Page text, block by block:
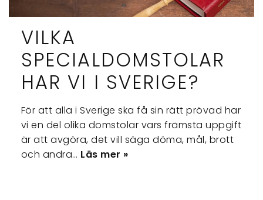
VILKA
SPECIALDOMSTOLAR
HAR VI I SVERIGE?
För att alla i Sverige ska få sin rätt prövad har
vi en del olika domstolar vars främsta uppgift
är att avgöra, det vill säga döma, mål, brott
och andra… Läs mer »